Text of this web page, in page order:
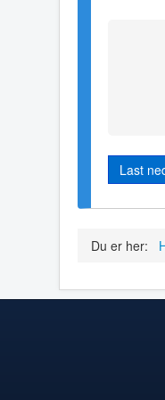
Last
Du er her: